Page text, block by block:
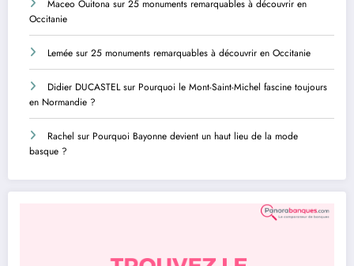
Maceo Ouitona sur 25 monuments remarquables à découvrir en
Occitanie
Lemée sur 25 monuments remarquables à découvrir en Occitanie
Didier DUCASTELsur Pourquoi le Mont-Saint-Michel fascine toujours
en Normandie ?
Rachel sur Pourquoi Bayonne devient un haut lieu de la mode
basque ?